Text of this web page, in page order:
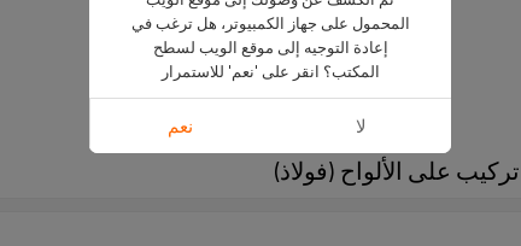
المحمول على جهاز الكمبيوتر، هل ترغب في
إعادة التوجيه إلى موقع الويب لسطح
المكتب؟ انقر على 'نعم' للاستمرار
لا نعم